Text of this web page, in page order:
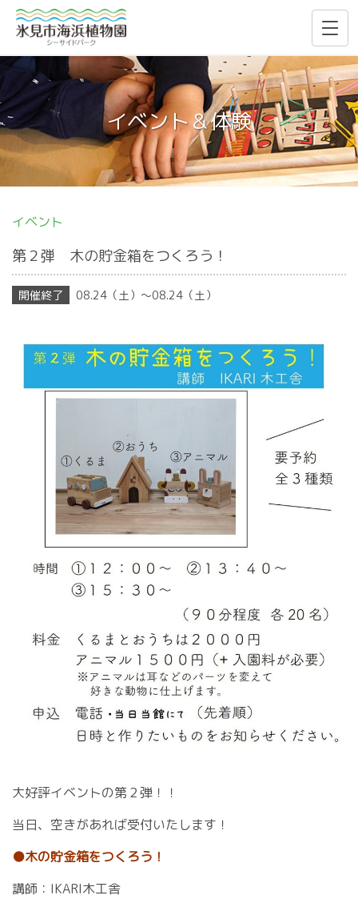
イベント＆体験
イベント
第２弾 木の貯金箱をつくろう！
08.24（土）〜08.24（土）
大好評イベントの第２弾！！
当日、空きがあれば受付いたします！
●木の貯金箱をつくろう！
講師：IKARI木工舎